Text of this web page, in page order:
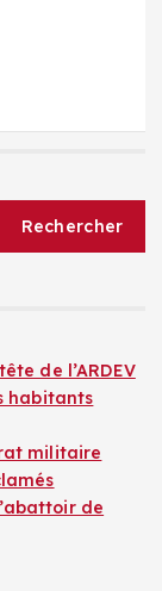
Rechercher
de l’ARDEV
habitants
militaire
de